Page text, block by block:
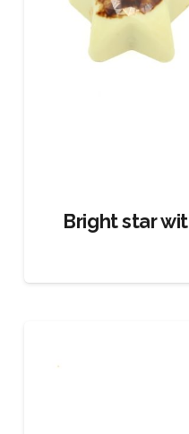
Bright star wit